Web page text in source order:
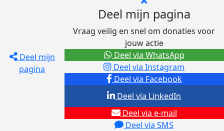
Deel mijn
pagina
Deel mijn pagina
Vraag veilig en snel om donaties voor
jouw actie
Deel via Facebook
Deel via Instagram
Deel via e-mail
Deel via SMS
Deel via LinkedIn
Deel via WhatsApp